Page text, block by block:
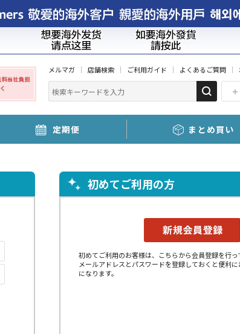
メルマガ 店舗検索 ご利用ガイド よくあるご質問
定期便 まとめ買い
初めてご利用の方
初めてご利用のお客様は、こちらから会員登録を行っ
メールアドレスとパスワードを登録しておくと便利
になります。